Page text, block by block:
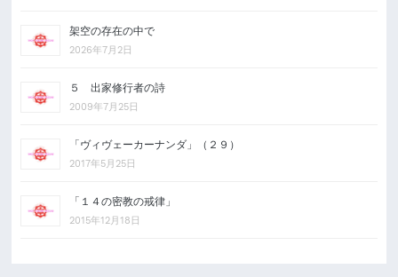
架空の存在の中で
2026年7月2日
５ 出家修行者の詩
2009年7月25日
「ヴィヴェーカーナンダ」（２９）
2017年5月25日
「１４の密教の戒律」
2015年12月18日